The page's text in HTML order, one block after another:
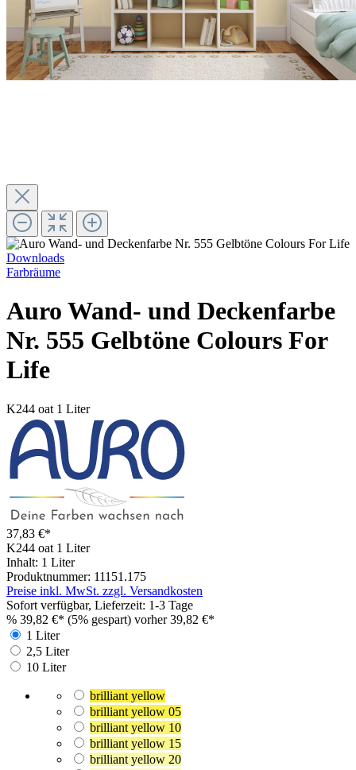
Downloads
Farbräume
Auro Wand- und Deckenfarbe
Nr. 555 Gelbtöne Colours For
Life
K244 oat 1 Liter
37,83 €*
K244 oat 1 Liter
Inhalt: 1 Liter
Produktnummer: 11151.175
Preise inkl. MwSt. zzgl. Versandkosten
Sofort verfügbar, Lieferzeit: 1-3 Tage
% 39,82 €* (5% gespart) vorher 39,82 €*
1 Liter
2,5 Liter
10 Liter
brilliant yellow
brilliant yellow 05
brilliant yellow 10
brilliant yellow 15
brilliant yellow 20